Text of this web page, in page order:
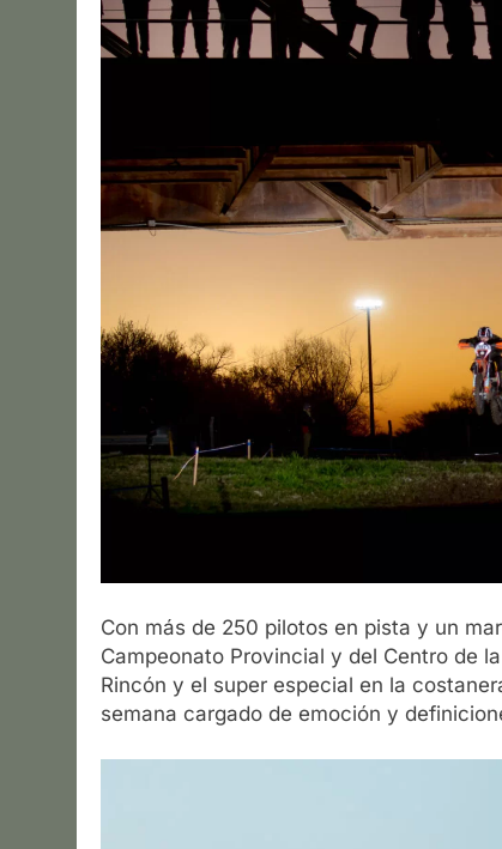
Con más de 250 pilotos en pista y un
Campeonato Provincial y del Centro de
Rincón y el super especial en la
semana cargado de emoción y